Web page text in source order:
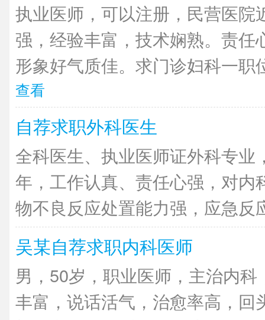
执业医师，可以注册，民营医院
强，经验丰富，技术娴熟。责任
形象好气质佳。求门诊妇科一职
查看
自荐求职外科医生
全科医生、执业医师证外科专业
年，工作认真、责任心强，对内
物不良反应处置能力强，应急反
吴某自荐求职内科医师
男，50岁，职业医师，主治内
丰富，说话活气，治愈率高，回